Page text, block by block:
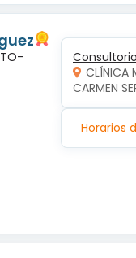
Consultorio
CLÍNICA
CARMEN
Horarios